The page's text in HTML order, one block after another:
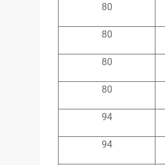
80
80
80
80
94
94